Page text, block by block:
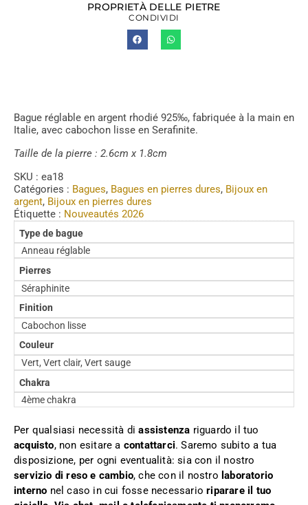
PROPRIETÀ DELLE PIETRE
CONDIVIDI
Bague réglable en argent rhodié 925‰, fabriquée à la main en
Italie, avec cabochon lisse en Serafinite.
Taille de la pierre : 2.6cm x 1.8cm
SKU : ea18
Catégories : Bagues, Bagues en pierres dures, Bijoux en
argent, Bijoux en pierres dures
Étiquette : Nouveautés 2026
Type de bague
Anneau réglable
Pierres
Séraphinite
Finition
Cabochon lisse
Couleur
Vert, Vert clair, Vert sauge
Chakra
4ème chakra
Per qualsiasi necessità diassistenza riguardo il tuo
acquisto, non esitare a contattarci. Saremo subito a tua
disposizione, per ogni eventualità: sia con il nostro
servizio di reso e cambio, che con il nostro laboratorio
interno nel caso in cui fosse necessarioriparare il tuo